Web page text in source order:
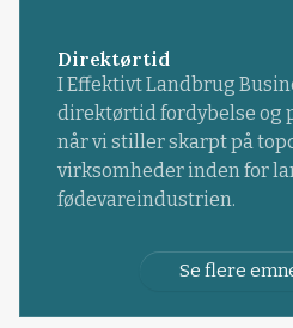
Direktørtid
I Effektivt Landbrug
direktørtid fordybelse og
når vi stiller skarpt på
virksomheder inden for
fødevareindustrien.
Se flere